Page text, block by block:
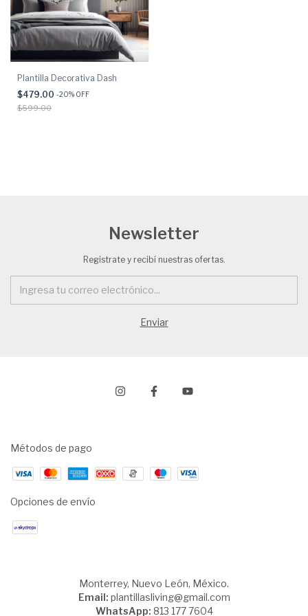
Plantilla Decorativa Dash
$479.00 -20% OFF
$599.00
Newsletter
Registrate y recibí nuestras ofertas.
Métodos de pago
Opciones de envío
Monterrey, Nuevo León, México.
Email: plantillasliving@gmail.com
WhatsApp: 813 177 7604